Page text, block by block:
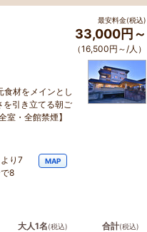
材をメインとし
を引き立てる朝ご
室・全館禁煙】
り7
8
MAP
最安料金(税込)
33,000円～
（16,500円～/人）
大人1名(税込) 合計(税込)